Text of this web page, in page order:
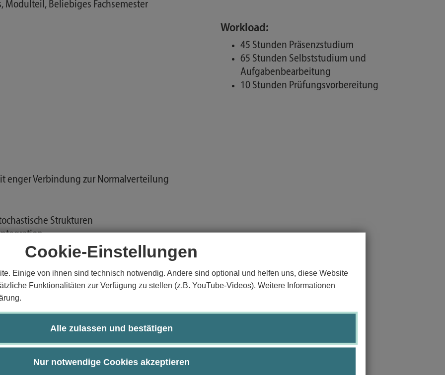
Cookie-Einstellungen
Einige von ihnen sind technisch notwendig. Andere sind optional und helfen uns, diese Website
Funktionalitäten zur Verfügung zu stellen (z.B. YouTube-Videos). Weitere Informationen
Alle zulassen und bestätigen
Nur notwendige Cookies akzeptieren
Modulteil, Beliebiges Fachsemester
Workload:
45 Stunden Präsenzstudium
65 Stunden Selbststudium und
Aufgabenbearbeitung
10 Stunden Prüfungsvorbereitung
enger Verbindung zur Normalverteilung
Strukturen
und deren Verteilung umgehen
formalisieren
MA4610)